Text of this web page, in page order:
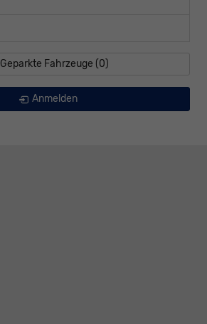
Geparkte Fahrzeuge (0)
Anmelden